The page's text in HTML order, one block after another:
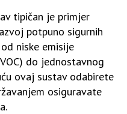
tipičan je primjer
potpuno sigurnih
niske emisije
do jednostavnog
ovaj sustav odabirete
osiguravate